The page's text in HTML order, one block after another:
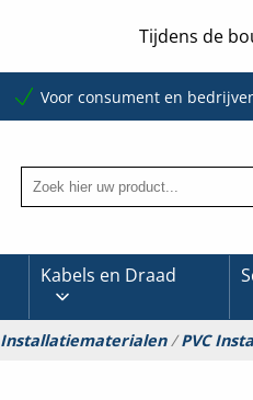
Tijdens de
Voor consument en
Kabels en Draad
Installatiematerialen/PVC